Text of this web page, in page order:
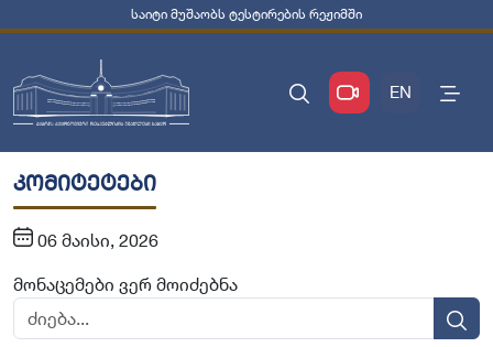
საიტი მუშაობს ტესტირების რეჟიმში
EN
კომიტეტები
06 მაისი, 2026
მონაცემები ვერ მოიძებნა